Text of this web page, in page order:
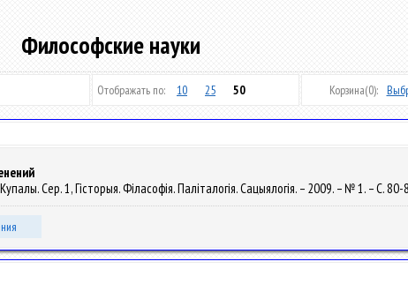
Философские науки
Отображать по: 10 25 50 Корзина(0):
Сер. 1, Гісторыя. Філасофія. Паліталогія. Сацыялогія. – 2009. – № 1. – С. 80-